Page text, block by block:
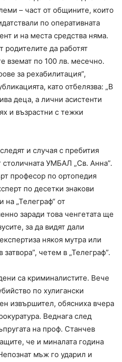
– част от общините, които
по оперативната
и на места средства няма.
родителите да работят
вземат по 100 лв. месечно.
за рехабилитация”,
като отбелязва: „В
деца, а лични асистенти
и възрастни с тежки
и случая с пребития
УМБАЛ „Св. Анна”.
професор по ортопедия
по десетки знакови
на „Телеграф“ от
заради това ченгетата ще
за да видят дали
някоя мутра или
четем в „Телеграф”.
са криминалистите. Вече
по хулигански
извършител, обясниха вчера
Веднага след
на проф. Станчев
че и миналата година
мъж го ударил и